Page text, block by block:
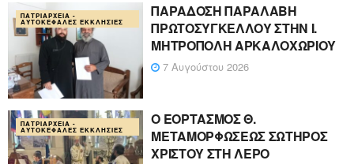
ΠΑΤΡΙΑΡΧΕΊΑ -
ΑΥΤΟΚΈΦΑΛΕΣ ΕΚΚΛΗΣΊΕΣ
ΠΑΡΑΔΟΣΗ ΠΑΡΑΛΑΒΗ
ΠΡΩΤΟΣΥΓΚΕΛΛΟΥ ΣΤΗΝ Ι.
ΜΗΤΡΟΠΟΛΗ ΑΡΚΑΛΟΧΩΡΙΟΥ
7 Αυγούστου 2026
ΠΑΤΡΙΑΡΧΕΊΑ -
ΑΥΤΟΚΈΦΑΛΕΣ ΕΚΚΛΗΣΊΕΣ
Ο ΕΟΡΤΑΣΜΟΣ Θ.
ΜΕΤΑΜΟΡΦΩΣΕΩΣ ΣΩΤΗΡΟΣ
ΧΡΙΣΤΟΥ ΣΤΗ ΛΕΡΟ